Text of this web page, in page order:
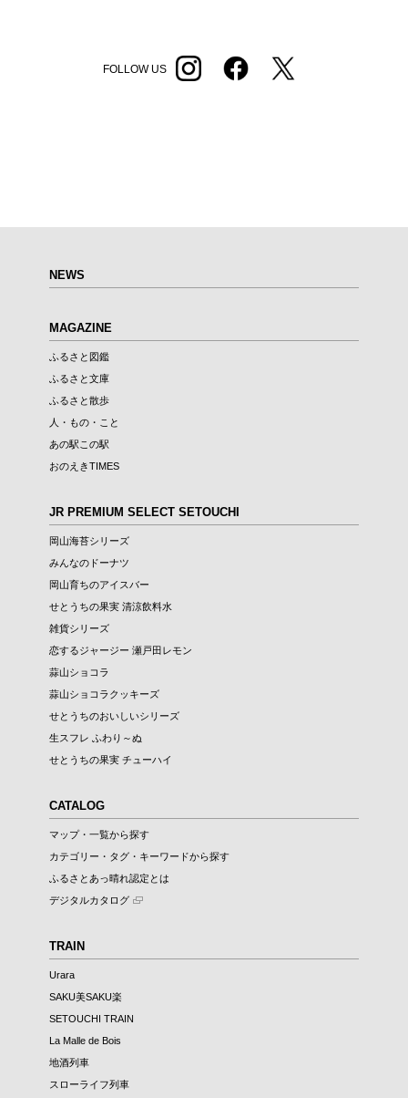
FOLLOW US
NEWS
MAGAZINE
ふるさと図鑑
ふるさと文庫
ふるさと散歩
人・もの・こと
あの駅この駅
おのえきTIMES
JR PREMIUM SELECT SETOUCHI
岡山海苔シリーズ
みんなのドーナツ
岡山育ちのアイスバー
せとうちの果実 清涼飲料水
雑貨シリーズ
恋するジャージー 瀬戸田レモン
蒜山ショコラ
蒜山ショコラクッキーズ
せとうちのおいしいシリーズ
生スフレ ふわり～ぬ
せとうちの果実 チューハイ
CATALOG
マップ・一覧から探す
カテゴリー・タグ・キーワードから探す
ふるさとあっ晴れ認定とは
デジタルカタログ
TRAIN
Urara
SAKU美SAKU楽
SETOUCHI TRAIN
La Malle de Bois
地酒列車
スローライフ列車